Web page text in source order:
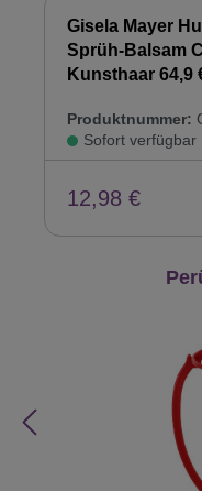
Gisela Mayer
Sprüh-Balsam
Kunsthaar 64,9
Produktnummer:
Sofort verfügbar
12,98 €
Produktgalerie